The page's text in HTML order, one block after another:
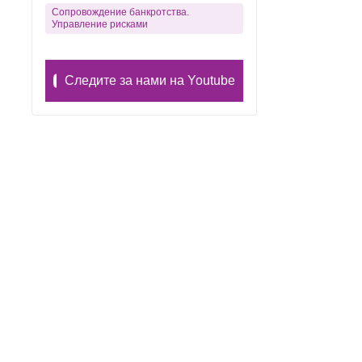
Сопровождение банкротства.
Управление рисками
Следите за нами на Youtube